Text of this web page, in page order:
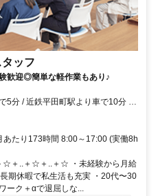
ッフ
歓迎◎簡単な軽作業もあり♪
5分 / 近鉄平田町駅より車で10分 /
たり173時間 8:00～17:00 (実働8h
＋..＋☆＋..＋☆ ・未経験から月給
期休暇で私生活も充実 ・20代〜30
ーク＋αで退屈しな...